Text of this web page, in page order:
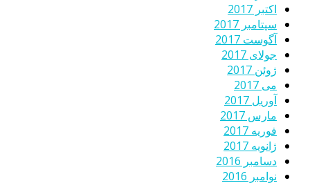
اکتبر 2017
سپتامبر 2017
آگوست 2017
جولای 2017
ژوئن 2017
می 2017
آوریل 2017
مارس 2017
فوریه 2017
ژانویه 2017
دسامبر 2016
نوامبر 2016